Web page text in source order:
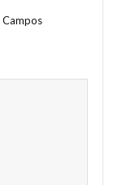
Campos